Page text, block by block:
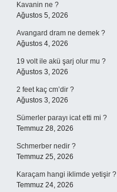
Kavanin ne ?
Ağustos 5, 2026
Avangard dram ne demek ?
Ağustos 4, 2026
19 volt ile akü şarj olur mu ?
Ağustos 3, 2026
2 feet kaç cm’dir ?
Ağustos 3, 2026
Sümerler parayı icat etti mi ?
Temmuz 28, 2026
Schmerber nedir ?
Temmuz 25, 2026
Karaçam hangi iklimde yetişir ?
Temmuz 24, 2026